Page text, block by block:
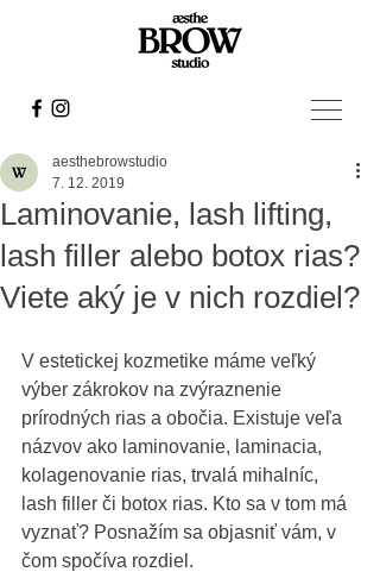
Laminovanie, lash lifting,
lash filler alebo botox rias?
Viete aký je v nich rozdiel?
aesthebrowstudio
7. 12. 2019
V estetickej kozmetike máme veľký
výber zákrokov na zvýraznenie
prírodných rias a obočia. Existuje veľa
názvov ako laminovanie, laminacia,
kolagenovanie rias, trvalá mihalníc,
lash filler či botox rias. Kto sa v tom má
vyznať? Posnažím sa objasniť vám, v
čom spočíva rozdiel.